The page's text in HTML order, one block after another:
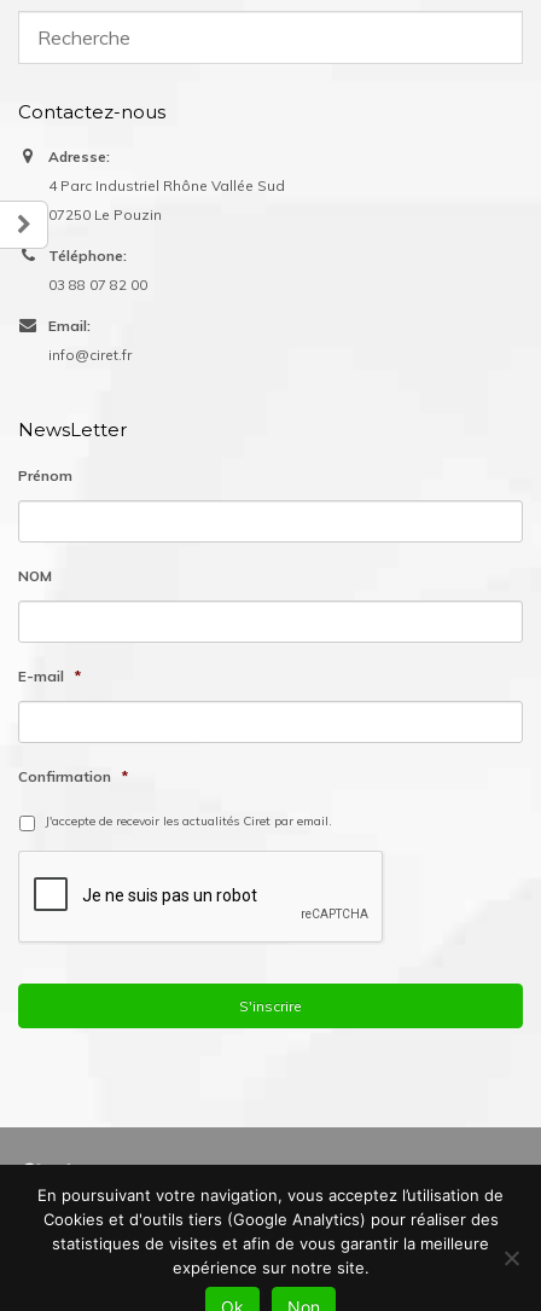
Contactez-nous
Adresse:
4 Parc Industriel Rhône Vallée Sud
07250 Le Pouzin
Téléphone:
03 88 07 82 00
Email:
info@ciret.fr
NewsLetter
Prénom
NOM
E-mail *
Confirmation *
J'accepte de recevoir les actualités Ciret par email.
© Copyright 2016. Ciret France |Mentions Légales
Politique de
Confidentialité
| Plan du site
En poursuivant votre navigation, vous acceptez l’utilisation de
Cookies et d'outils tiers (Google Analytics) pour réaliser des
statistiques de visites et afin de vous garantir la meilleure
expérience sur notre site.
Ok Non